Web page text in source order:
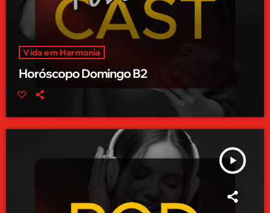
Vida em Harmonia
Horóscopo Domingo B2
play_arrow